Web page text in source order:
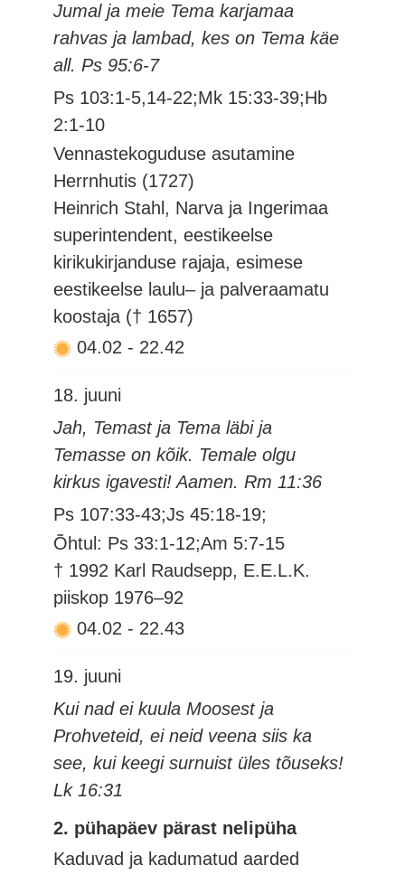
Jumal ja meie Tema karjamaa
rahvas ja lambad, kes on Tema käe
all. Ps 95:6-7
Ps 103:1-5,14-22;Mk 15:33-39;Hb
2:1-10
Vennastekoguduse asutamine
Herrnhutis (1727)
Heinrich Stahl, Narva ja Ingerimaa
superintendent, eestikeelse
kirikukirjanduse rajaja, esimese
eestikeelse laulu– ja palveraamatu
koostaja († 1657)
04.02 - 22.42
18. juuni
Jah, Temast ja Tema läbi ja
Temasse on kõik. Temale olgu
kirkus igavesti! Aamen. Rm 11:36
Ps 107:33-43;Js 45:18-19;
Õhtul: Ps 33:1-12;Am 5:7-15
† 1992 Karl Raudsepp, E.E.L.K.
piiskop 1976–92
04.02 - 22.43
19. juuni
Kui nad ei kuula Moosest ja
Prohveteid, ei neid veena siis ka
see, kui keegi surnuist üles tõuseks!
Lk 16:31
2. pühapäev pärast nelipüha
Kaduvad ja kadumatud aarded